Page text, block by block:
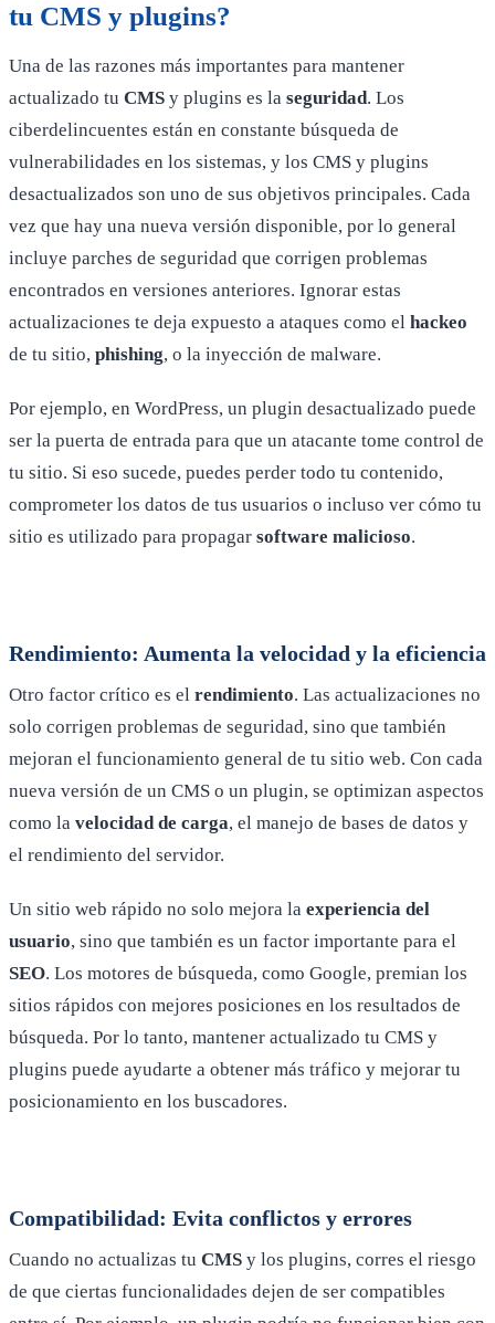
tu CMS y plugins?
Una de las razones más importantes para mantener
actualizado tu CMS y plugins es la seguridad. Los
ciberdelincuentes están en constante búsqueda de
vulnerabilidades en los sistemas, y los CMS y plugins
desactualizados son uno de sus objetivos principales. Cada
vez que hay una nueva versión disponible, por lo general
incluye parches de seguridad que corrigen problemas
encontrados en versiones anteriores. Ignorar estas
actualizaciones te deja expuesto a ataques como el hackeo
de tu sitio, phishing, o la inyección de malware.
Por ejemplo, en WordPress, un plugin desactualizado puede
ser la puerta de entrada para que un atacante tome control de
tu sitio. Si eso sucede, puedes perder todo tu contenido,
comprometer los datos de tus usuarios o incluso ver cómo tu
sitio es utilizado para propagar software malicioso.
Rendimiento: Aumenta la velocidad y la eficiencia
Otro factor crítico es el rendimiento. Las actualizaciones no
solo corrigen problemas de seguridad, sino que también
mejoran el funcionamiento general de tu sitio web. Con cada
nueva versión de un CMS o un plugin, se optimizan aspectos
como la velocidad de carga, el manejo de bases de datos y
el rendimiento del servidor.
Un sitio web rápido no solo mejora la experiencia del
usuario, sino que también es un factor importante para el
SEO. Los motores de búsqueda, como Google, premian los
sitios rápidos con mejores posiciones en los resultados de
búsqueda. Por lo tanto, mantener actualizado tu CMS y
plugins puede ayudarte a obtener más tráfico y mejorar tu
posicionamiento en los buscadores.
Compatibilidad: Evita conflictos y errores
Cuando no actualizas tu CMS y los plugins, corres el riesgo
de que ciertas funcionalidades dejen de ser compatibles